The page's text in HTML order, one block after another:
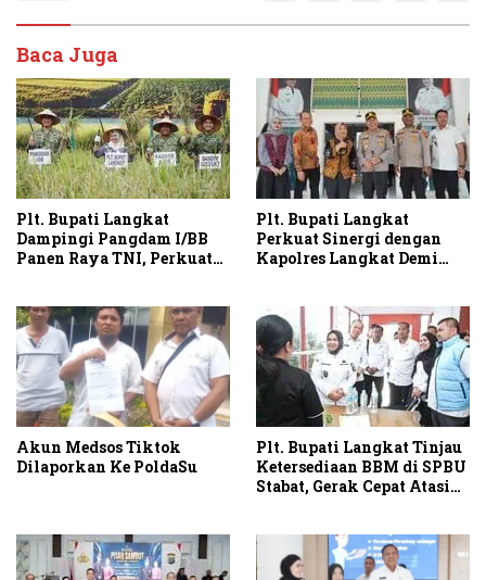
Baca Juga
Plt. Bupati Langkat
Dampingi Pangdam I/BB
Panen Raya TNI, Perkuat
Plt. Bupati Langkat
Perkuat Sinergi dengan
Kapolres Langkat Demi
Akun Medsos Tiktok
Dilaporkan Ke PoldaSu
Plt. Bupati Langkat Tinjau
Ketersediaan BBM di SPBU
Stabat, Gerak Cepat Atasi